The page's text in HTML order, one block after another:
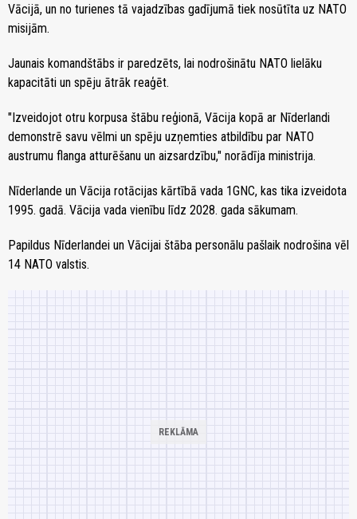
Vācijā, un no turienes tā vajadzības gadījumā tiek nosūtīta uz NATO
misijām.
Jaunais komandštābs ir paredzēts, lai nodrošinātu NATO lielāku
kapacitāti un spēju ātrāk reaģēt.
"Izveidojot otru korpusa štābu reģionā, Vācija kopā ar Nīderlandi
demonstrē savu vēlmi un spēju uzņemties atbildību par NATO
austrumu flanga atturēšanu un aizsardzību," norādīja ministrija.
Nīderlande un Vācija rotācijas kārtībā vada 1GNC, kas tika izveidota
1995. gadā. Vācija vada vienību līdz 2028. gada sākumam.
Papildus Nīderlandei un Vācijai štāba personālu pašlaik nodrošina vēl
14 NATO valstis.